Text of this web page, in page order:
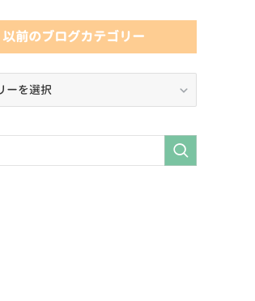
以前のブログカテゴリー